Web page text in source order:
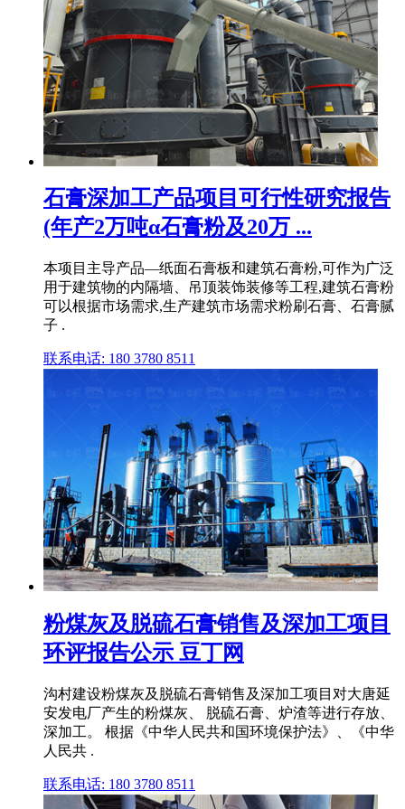
石膏深加工产品项目可行性研究报告
(年产2万吨α石膏粉及20万 ...
本项目主导产品—纸面石膏板和建筑石膏粉,可作为广泛
用于建筑物的内隔墙、吊顶装饰装修等工程,建筑石膏粉
可以根据市场需求,生产建筑市场需求粉刷石膏、石膏腻
子 .
联系电话: 180 3780 8511
粉煤灰及脱硫石膏销售及深加工项目
环评报告公示 豆丁网
沟村建设粉煤灰及脱硫石膏销售及深加工项目对大唐延
安发电厂产生的粉煤灰、 脱硫石膏、炉渣等进行存放、
深加工。 根据《中华人民共和国环境保护法》、《中华
人民共 .
联系电话: 180 3780 8511